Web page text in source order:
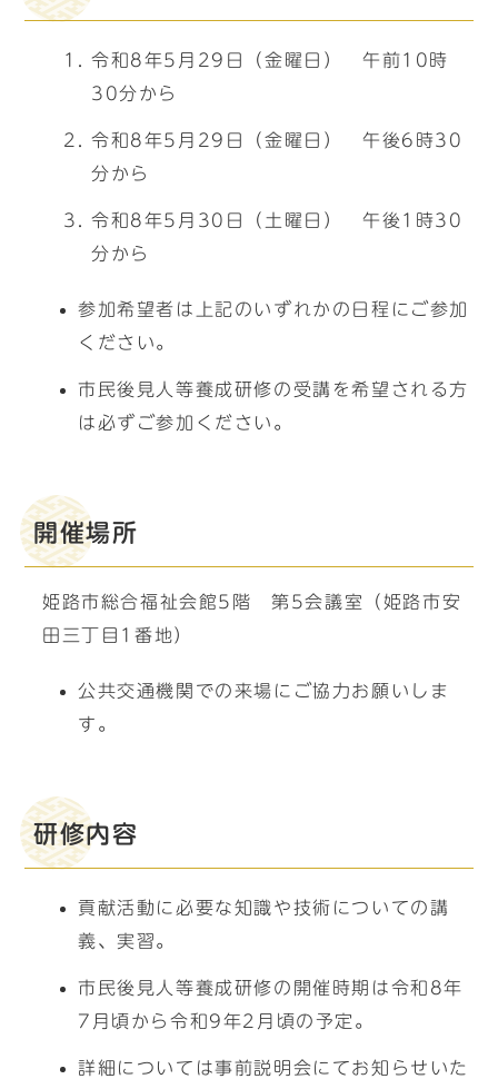
令和8年5月29日（金曜日） 午前10時
30分から
令和8年5月29日（金曜日） 午後6時30
分から
令和8年5月30日（土曜日） 午後1時30
分から
参加希望者は上記のいずれかの日程にご参加
ください。
市民後見人等養成研修の受講を希望される方
は必ずご参加ください。
開催場所
姫路市総合福祉会館5階 第5会議室（姫路市安
田三丁目1番地）
公共交通機関での来場にご協力お願いしま
す。
研修内容
貢献活動に必要な知識や技術についての講
義、実習。
市民後見人等養成研修の開催時期は令和8年
7月頃から令和9年2月頃の予定。
詳細については事前説明会にてお知らせいた